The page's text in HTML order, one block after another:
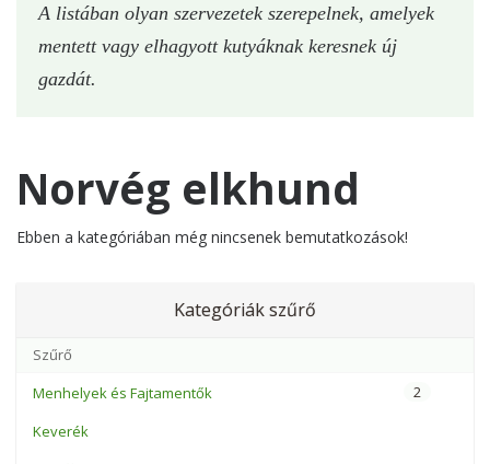
A listában olyan szervezetek szerepelnek, amelyek
mentett vagy elhagyott kutyáknak keresnek új
gazdát.
Norvég elkhund
Ebben a kategóriában még nincsenek bemutatkozások!
Kategóriák szűrő
Menhelyek és Fajtamentők 2
Keverék